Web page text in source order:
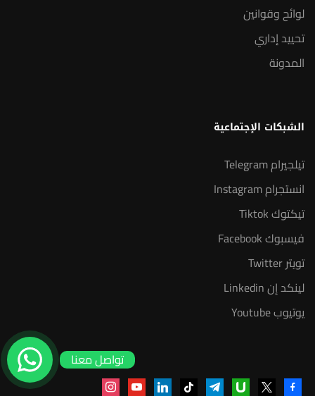
لوائح وقوانين
تحييد إداري
المدونة
الشبكات الإجتماعية
تيلجيرام Telegram
انستجرام Instagram
تيكتوك Tiktok
فيسبوك Facebook
تويتر Twitter
لينكد إن Linkedin
يوتيوب Youtube
facebook-
x
udemy
telegram
tiktok
linkedin
youtube
instagram
تواصل معنا